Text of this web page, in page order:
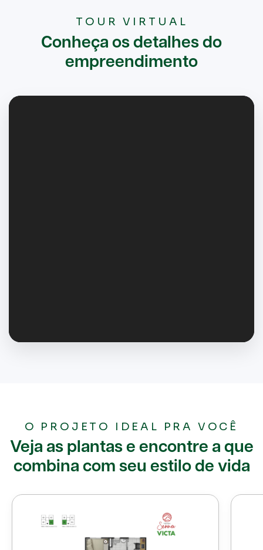
Localização: Rua dos Marinheiros, 132 - Planalto
Ayrton Senna
Área do terreno: 8.736,31m²
Total de torres: 14
TOUR VIRTUAL
Conheça os detalhes do
empreendimento
O PROJETO IDEAL PRA VOCÊ
Veja as plantas e encontre a que
combina com seu estilo de vida